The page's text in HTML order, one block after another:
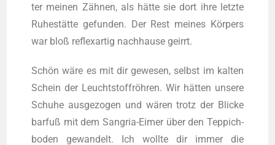
ter mei­nen Zäh­nen, als hät­te sie dort ihre letz­te
Ruhe­stät­te gefun­den. Der Rest mei­nes Kör­pers
war bloß reflex­ar­tig nach­hau­se geirrt.
Schön wäre es mit dir gewe­sen, selbst im kal­ten
Schein der Leucht­stoff­röh­ren. Wir hät­ten unse­re
Schu­he aus­ge­zo­gen und wären trotz der Bli­cke
bar­fuß mit dem San­gria-Eimer über den Tep­pich­
bo­den gewan­delt. Ich woll­te dir immer die